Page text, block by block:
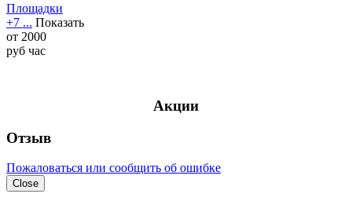
Площадки
+7 ... Показать
от 2000
руб час
Акции
Отзыв
Пожаловаться или сообщить об ошибке
Close